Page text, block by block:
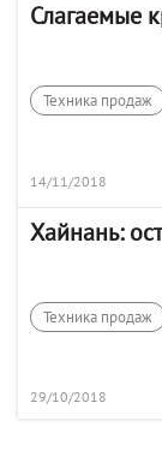
Слагаемые
Техника продаж
14/11/2018
Хайнань:
Техника продаж
29/10/2018